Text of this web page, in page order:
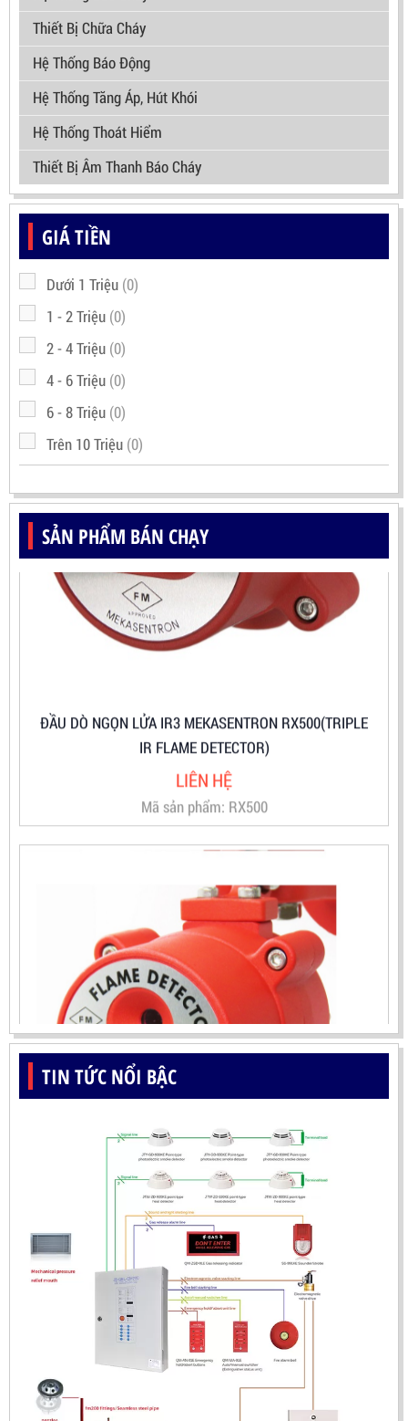
Thiết Bị Chữa Cháy
Hệ Thống Báo Động
Hệ Thống Tăng Áp, Hút Khói
Hệ Thống Thoát Hiểm
Thiết Bị Âm Thanh Báo Cháy
GIÁ TIỀN
Dưới 1 Triệu (0)
1 - 2 Triệu (0)
2 - 4 Triệu (0)
4 - 6 Triệu (0)
6 - 8 Triệu (0)
Trên 10 Triệu (0)
SẢN PHẨM BÁN CHẠY
LIÊN HỆ
Mã sản phẩm: RX500
ĐẦU BÁO LỬA UV-IR CHỐNG NỔ-UX150 KOREA
LIÊN HỆ
Mã sản phẩm: UX150
TIN TỨC NỔI BẬC